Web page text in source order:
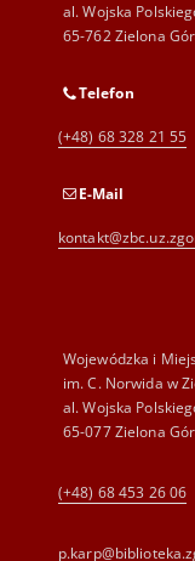
al. Wojska
65-762 Zielona
Telefon
(+48) 68 328 21 55
E-Mail
Wojewódzka i
im. C. Norwida w
al. Wojska
65-077 Zielona
(+48) 68 453 26 06